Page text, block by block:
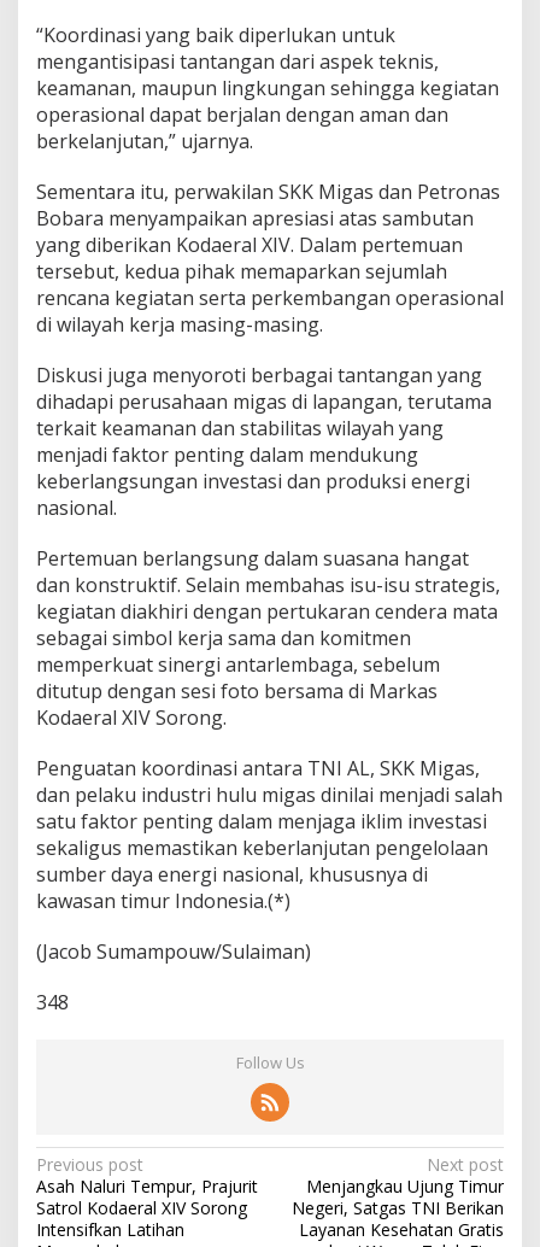
“Koordinasi yang baik diperlukan untuk
mengantisipasi tantangan dari aspek teknis,
keamanan, maupun lingkungan sehingga kegiatan
operasional dapat berjalan dengan aman dan
berkelanjutan,” ujarnya.
Sementara itu, perwakilan SKK Migas dan Petronas
Bobara menyampaikan apresiasi atas sambutan
yang diberikan Kodaeral XIV. Dalam pertemuan
tersebut, kedua pihak memaparkan sejumlah
rencana kegiatan serta perkembangan operasional
di wilayah kerja masing-masing.
Diskusi juga menyoroti berbagai tantangan yang
dihadapi perusahaan migas di lapangan, terutama
terkait keamanan dan stabilitas wilayah yang
menjadi faktor penting dalam mendukung
keberlangsungan investasi dan produksi energi
nasional.
Pertemuan berlangsung dalam suasana hangat
dan konstruktif. Selain membahas isu-isu strategis,
kegiatan diakhiri dengan pertukaran cendera mata
sebagai simbol kerja sama dan komitmen
memperkuat sinergi antarlembaga, sebelum
ditutup dengan sesi foto bersama di Markas
Kodaeral XIV Sorong.
Penguatan koordinasi antara TNI AL, SKK Migas,
dan pelaku industri hulu migas dinilai menjadi salah
satu faktor penting dalam menjaga iklim investasi
sekaligus memastikan keberlanjutan pengelolaan
sumber daya energi nasional, khususnya di
kawasan timur Indonesia.(*)
(Jacob Sumampouw/Sulaiman)
348
Follow Us
P
o
s
Previous post
Asah Naluri Tempur, Prajurit
Satrol Kodaeral XIV Sorong
Intensifkan Latihan
Next post
Menjangkau Ujung Timur
Negeri, Satgas TNI Berikan
Layanan Kesehatan Gratis